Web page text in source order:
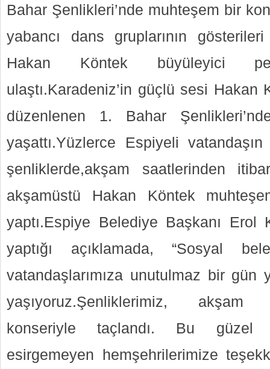
Bahar Şenlikleri’nde muhteşem bir
yabancı dans gruplarının
Hakan Köntek büyüleyici
ulaştı.Karadeniz’in güçlü sesi Hakan
düzenlenen 1. Bahar
yaşattı.Yüzlerce Espiyeli vatandaşın
şenliklerde,akşam saatlerinden
akşamüstü Hakan Köntek
yaptı.Espiye Belediye Başkanı Erol
yaptığı açıklamada, “Sosyal
vatandaşlarımıza unutulmaz bir gün
yaşıyoruz.Şenliklerimiz, akşam
konseriyle taçlandı. Bu güzel
esirgemeyen hemşehrilerimize